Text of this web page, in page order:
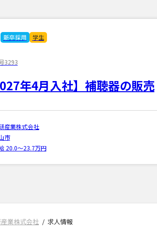
新卒採用 学生
3293
年4月入社】補聴器の販売
産業株式会社
市
20.0〜23.7万円
業株式会社 求人情報